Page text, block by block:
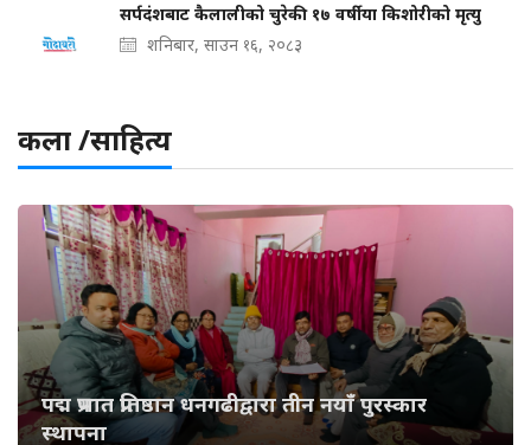
सर्पदंशबाट कैलालीको चुरेकी १७ वर्षीया किशोरीको मृत्यु
शनिबार, साउन १६, २०८३
कला /साहित्य
पद्म प्रभात प्रतिष्ठान धनगढीद्वारा तीन नयाँ पुरस्कार
स्थापना